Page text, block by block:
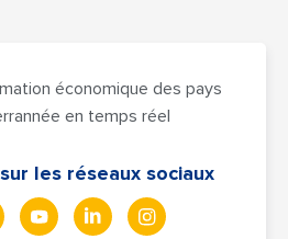
économique des pays
en temps réel
les réseaux sociaux